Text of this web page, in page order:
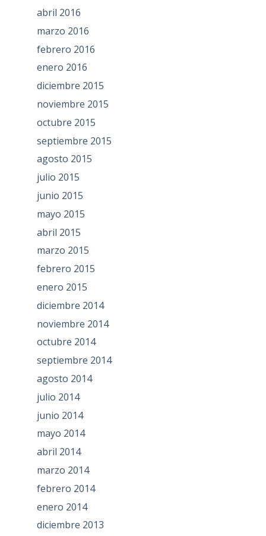
abril 2016
marzo 2016
febrero 2016
enero 2016
diciembre 2015
noviembre 2015
octubre 2015
septiembre 2015
agosto 2015
julio 2015
junio 2015
mayo 2015
abril 2015
marzo 2015
febrero 2015
enero 2015
diciembre 2014
noviembre 2014
octubre 2014
septiembre 2014
agosto 2014
julio 2014
junio 2014
mayo 2014
abril 2014
marzo 2014
febrero 2014
enero 2014
diciembre 2013